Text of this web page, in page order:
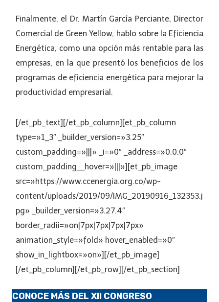
Finalmente, el Dr. Martín García Perciante, Director
Comercial de Green Yellow, hablo sobre la Eficiencia
Energética, como una opción más rentable para las
empresas, en la que presentó los beneficios de los
programas de eficiencia energética para mejorar la
productividad empresarial.
[/et_pb_text][/et_pb_column][et_pb_column
type=»1_3″ _builder_version=»3.25″
custom_padding=»|||» _i=»0″ _address=»0.0.0″
custom_padding__hover=»|||»][et_pb_image
src=»https://www.ccenergia.org.co/wp-
content/uploads/2019/09/IMG_20190916_132353.j
pg» _builder_version=»3.27.4″
border_radii=»on|7px|7px|7px|7px»
animation_style=»fold» hover_enabled=»0″
show_in_lightbox=»on»][/et_pb_image]
[/et_pb_column][/et_pb_row][/et_pb_section]
CONOCE MÁS DEL XII CONGRESO